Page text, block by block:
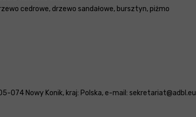
cedrowe, drzewo sandałowe, bursztyn, piżmo
074 Nowy Konik, kraj: Polska, e-mail: sekretariat@adbl.eu